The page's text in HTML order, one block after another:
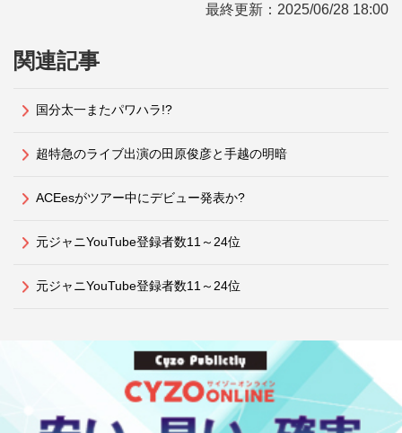
最終更新： 2025/06/28 18:00
関連記事
国分太一またパワハラ!?
超特急のライブ出演の田原俊彦と手越の明暗
ACEesがツアー中にデビュー発表か?
元ジャニYouTube登録者数11～24位
元ジャニYouTube登録者数11～24位